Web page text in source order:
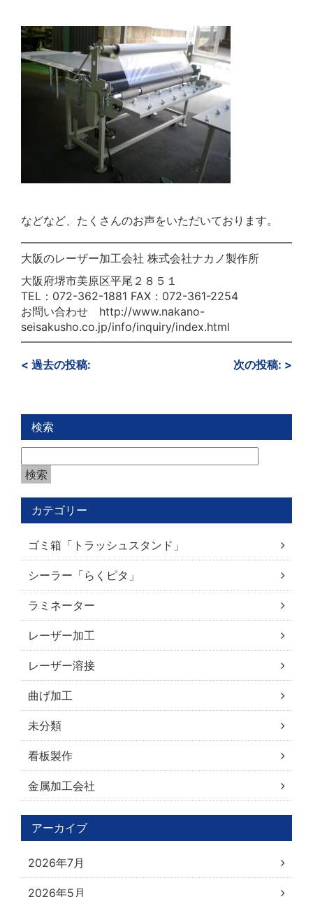
などなど、たくさんのお声をいただいております。
大阪のレーザー加工会社 株式会社ナカノ製作所
大阪府堺市美原区平尾２８５１
TEL ： 072-362-1881 FAX ： 072-361-2254
お問い合わせ http://www.nakano-
seisakusho.co.jp/info/inquiry/index.html
< 過去の投稿: 次の投稿: >
検索
カテゴリー
ゴミ箱「トラッシュスタンド」
シーラー「らくピタ」
ラミネーター
レーザー加工
レーザー溶接
曲げ加工
未分類
看板製作
金属加工会社
アーカイブ
2026年7月
2026年5月